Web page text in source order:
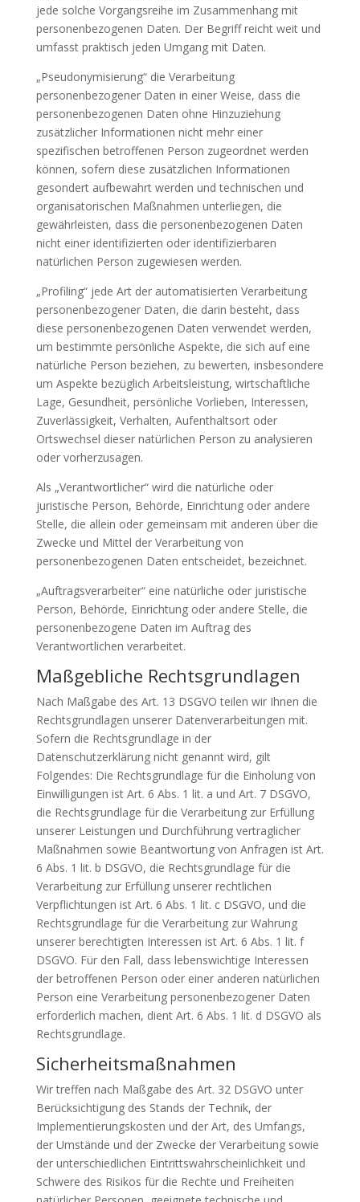
jede solche Vorgangsreihe im Zusammenhang mit
personenbezogenen Daten. Der Begriff reicht weit und
umfasst praktisch jeden Umgang mit Daten.
„Pseudonymisierung“ die Verarbeitung
personenbezogener Daten in einer Weise, dass die
personenbezogenen Daten ohne Hinzuziehung
zusätzlicher Informationen nicht mehr einer
spezifischen betroffenen Person zugeordnet werden
können, sofern diese zusätzlichen Informationen
gesondert aufbewahrt werden und technischen und
organisatorischen Maßnahmen unterliegen, die
gewährleisten, dass die personenbezogenen Daten
nicht einer identifizierten oder identifizierbaren
natürlichen Person zugewiesen werden.
„Profiling“ jede Art der automatisierten Verarbeitung
personenbezogener Daten, die darin besteht, dass
diese personenbezogenen Daten verwendet werden,
um bestimmte persönliche Aspekte, die sich auf eine
natürliche Person beziehen, zu bewerten, insbesondere
um Aspekte bezüglich Arbeitsleistung, wirtschaftliche
Lage, Gesundheit, persönliche Vorlieben, Interessen,
Zuverlässigkeit, Verhalten, Aufenthaltsort oder
Ortswechsel dieser natürlichen Person zu analysieren
oder vorherzusagen.
Als „Verantwortlicher“ wird die natürliche oder
juristische Person, Behörde, Einrichtung oder andere
Stelle, die allein oder gemeinsam mit anderen über die
Zwecke und Mittel der Verarbeitung von
personenbezogenen Daten entscheidet, bezeichnet.
„Auftragsverarbeiter“ eine natürliche oder juristische
Person, Behörde, Einrichtung oder andere Stelle, die
personenbezogene Daten im Auftrag des
Verantwortlichen verarbeitet.
Maßgebliche Rechtsgrundlagen
Nach Maßgabe des Art. 13 DSGVO teilen wir Ihnen die
Rechtsgrundlagen unserer Datenverarbeitungen mit.
Sofern die Rechtsgrundlage in der
Datenschutzerklärung nicht genannt wird, gilt
Folgendes: Die Rechtsgrundlage für die Einholung von
Einwilligungen ist Art. 6 Abs. 1 lit. a und Art. 7 DSGVO,
die Rechtsgrundlage für die Verarbeitung zur Erfüllung
unserer Leistungen und Durchführung vertraglicher
Maßnahmen sowie Beantwortung von Anfragen ist Art.
6 Abs. 1 lit. b DSGVO, die Rechtsgrundlage für die
Verarbeitung zur Erfüllung unserer rechtlichen
Verpflichtungen ist Art. 6 Abs. 1 lit. c DSGVO, und die
Rechtsgrundlage für die Verarbeitung zur Wahrung
unserer berechtigten Interessen ist Art. 6 Abs. 1 lit. f
DSGVO. Für den Fall, dass lebenswichtige Interessen
der betroffenen Person oder einer anderen natürlichen
Person eine Verarbeitung personenbezogener Daten
erforderlich machen, dient Art. 6 Abs. 1 lit. d DSGVO als
Rechtsgrundlage.
Sicherheitsmaßnahmen
Wir treffen nach Maßgabe des Art. 32 DSGVO unter
Berücksichtigung des Stands der Technik, der
Implementierungskosten und der Art, des Umfangs,
der Umstände und der Zwecke der Verarbeitung sowie
der unterschiedlichen Eintrittswahrscheinlichkeit und
Schwere des Risikos für die Rechte und Freiheiten